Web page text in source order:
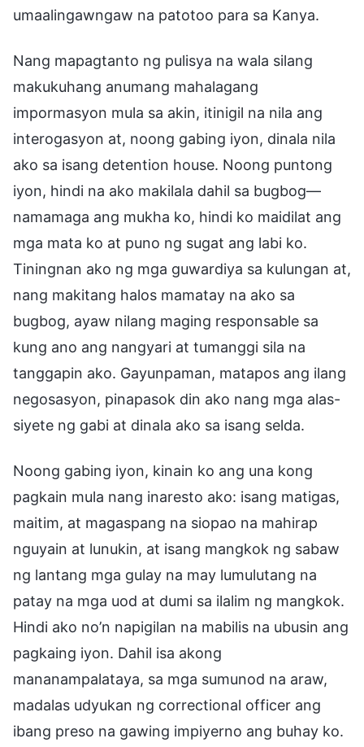
umaalingawngaw na patotoo para sa Kanya.
Nang mapagtanto ng pulisya na wala silang
makukuhang anumang mahalagang
impormasyon mula sa akin, itinigil na nila ang
interogasyon at, noong gabing iyon, dinala nila
ako sa isang detention house. Noong puntong
iyon, hindi na ako makilala dahil sa bugbog—
namamaga ang mukha ko, hindi ko maidilat ang
mga mata ko at puno ng sugat ang labi ko.
Tiningnan ako ng mga guwardiya sa kulungan at,
nang makitang halos mamatay na ako sa
bugbog, ayaw nilang maging responsable sa
kung ano ang nangyari at tumanggi sila na
tanggapin ako. Gayunpaman, matapos ang ilang
negosasyon, pinapasok din ako nang mga alas-
siyete ng gabi at dinala ako sa isang selda.
Noong gabing iyon, kinain ko ang una kong
pagkain mula nang inaresto ako: isang matigas,
maitim, at magaspang na siopao na mahirap
nguyain at lunukin, at isang mangkok ng sabaw
ng lantang mga gulay na may lumulutang na
patay na mga uod at dumi sa ilalim ng mangkok.
Hindi ako no’n napigilan na mabilis na ubusin ang
pagkaing iyon. Dahil isa akong
mananampalataya, sa mga sumunod na araw,
madalas udyukan ng correctional officer ang
ibang preso na gawing impiyerno ang buhay ko.